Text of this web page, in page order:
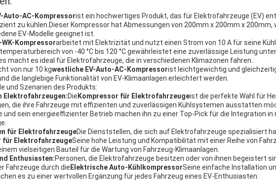
Auto-AC-Kompressorist ein hochwertiges Produkt, das für Elektrofahrzeuge (EV)
zu kühlen.Dieser Kompressor hat Abmessungen von 200mm x 200mm x 200mm,
EV-Modelle geeignet ist.
Kompressorarbeitet mit Elektrizität und nutzt einen Strom von 10 A für seine
von -40 °C bis 120 °C gewährleistet eine zuverlässige Leistung
macht es ideal für Elektrofahrzeuge, die in verschiedenen Klimazonen fahren..
von nur 10 kgwestliche EV-Auto-AC-Kompressorist leichtgewichtig und
die langlebige Funktionalität von EV-Klimaanlagen erleichtert werden.
und Szenarien des Produkts:
Elektrofahrzeugen:Die Kompressor für Elektrofahrzeugeist die perfekte Wahl für
die ihre Fahrzeuge mit effizienten und zuverlässigen Kühlsystemen ausstatten
und sein energieeffizienter Betrieb machen ihn zu einer Top-Pick für die Integration in
für ElektrofahrzeugeDie Dienststellen, die sich auf Elektrofahrzeuge spezialisiert
für ElektrofahrzeugeSeine hohe Leistung und Kompatibilität mit einer Reihe von
vielseitigen Bauteil für die Wartung von Fahrzeug-Klimaanlagen.
Enthusiasten:Personen, die Elektrofahrzeuge besitzen oder von ihnen begeistert
Fahrzeuge durch die Elektrische Auto-KühlkompressorSeine einfache Installation
es zu einer wertvollen Ergänzung für jedes Fahrzeug eines EV-Enthusiasten.